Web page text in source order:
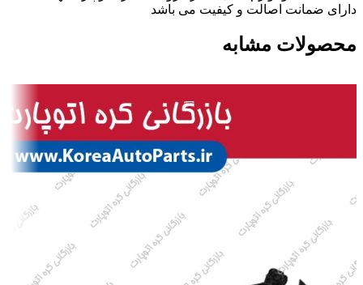
دارای ضمانت اصالت و کیفیت می باشد
محصولات مشابه